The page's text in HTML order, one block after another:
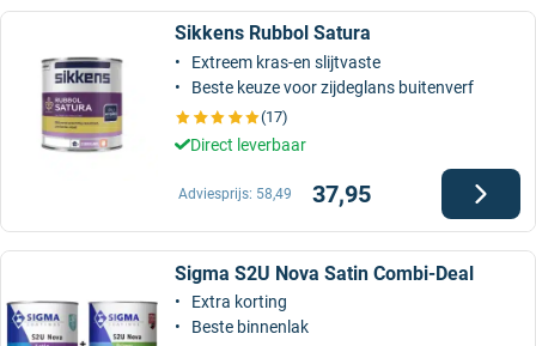
Sikkens Rubbol Satura
Extreem kras-en slijtvaste
Beste keuze voor zijdeglans buitenverf
(17)
Direct leverbaar
37,95
Adviesprijs: 58,49
Sigma S2U Nova Satin Combi-Deal
Extra korting
Beste binnenlak